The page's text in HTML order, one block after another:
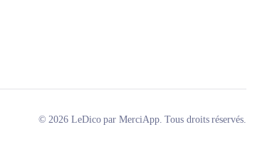
© 2026 LeDico par MerciApp. Tous droits réservés.